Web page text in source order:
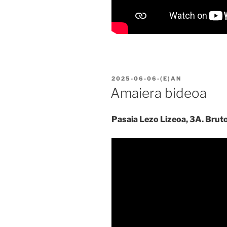
2025-06-06-(E)AN
Amaiera bideoa
Pasaia Lezo Lizeoa, 3A.